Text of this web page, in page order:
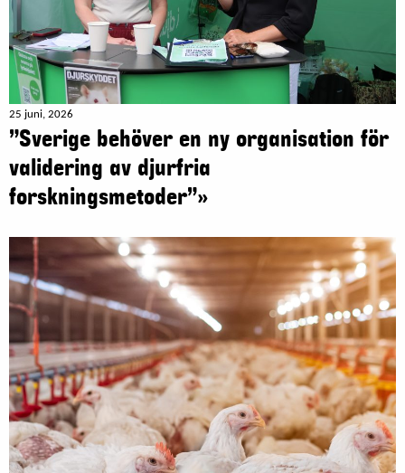
25 juni, 2026
”Sverige behöver en ny organisation för
validering av djurfria
forskningsmetoder”»